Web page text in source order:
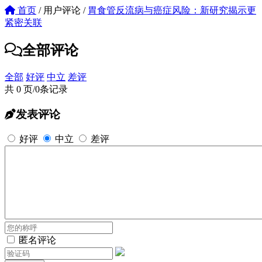
首页 /用户评论 / 胃食管反流病与癌症风险：新研究揭示更
紧密关联
全部评论
全部 好评 中立 差评
共 0 页/0条记录
发表评论
好评 中立 差评
匿名评论